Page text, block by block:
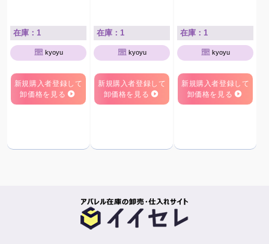
在庫：1
kyoyu
新規購入者登録して
卸価格を見る
在庫：1
kyoyu
新規購入者登録して
卸価格を見る
在庫：1
kyoyu
新規購入者登録して
卸価格を見る